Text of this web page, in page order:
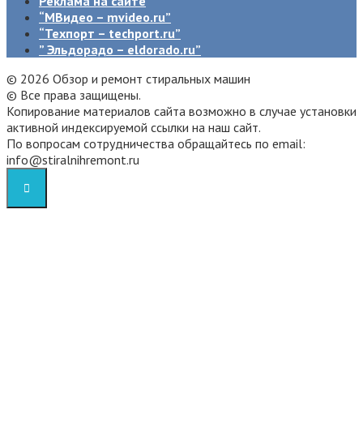
“МВидео – mvideo.ru”
“Техпорт – techport.ru”
” Эльдорадо – eldorado.ru”
© 2026 Обзор и ремонт стиральных машин
© Все права защищены.
Копирование материалов сайта возможно в случае установки
активной индексируемой ссылки на наш сайт.
По вопросам сотрудничества обращайтесь по email:
info@stiralnihremont.ru